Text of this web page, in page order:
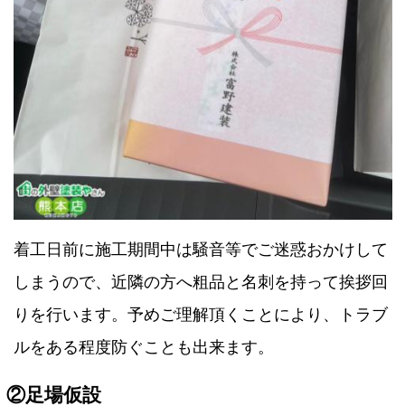
着工日前に施工期間中は騒音等でご迷惑おかけして
しまうので、近隣の方へ粗品と名刺を持って挨拶回
りを行います。予めご理解頂くことにより、トラブ
ルをある程度防ぐことも出来ます。
②足場仮設